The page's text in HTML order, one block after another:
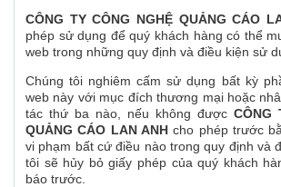
CÔNG TY CÔNG NGHỆ QUẢNG CÁO
phép sử dụng để quý khách hàng có thể
web trong những quy định và điều kiện sử
Chúng tôi nghiêm cấm sử dụng bất kỳ
web này với mục đích thương mại hoặc
tác thứ ba nào, nếu không được CÔNG
QUẢNG CÁO LAN ANHcho phép trước
vi phạm bất cứ điều nào trong quy định và
tôi sẽ hủy bỏ giấy phép của quý khách
báo trước.